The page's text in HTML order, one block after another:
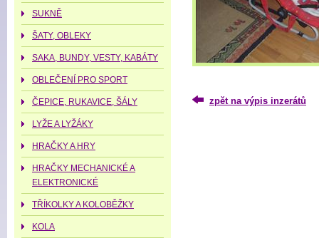
zpět na výpis inzerátů
SUKNĚ
ŠATY, OBLEKY
SAKA, BUNDY, VESTY, KABÁTY
OBLEČENÍ PRO SPORT
ČEPICE, RUKAVICE, ŠÁLY
LYŽE A LYŽÁKY
HRAČKY A HRY
HRAČKY MECHANICKÉ A
ELEKTRONICKÉ
TŘÍKOLKY A KOLOBĚŽKY
KOLA